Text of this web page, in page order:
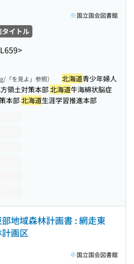
タイトル
国立国会図書館
を見よ」参照） 北海道青少年婦人
領土対策本部北海道牛海綿状脳症
本部北海道生涯学習推進本部
地域森林計画書 : 網走東
画区
国立国会図書館